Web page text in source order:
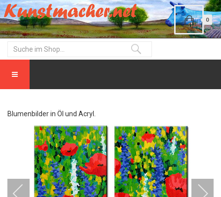
0
Blumenbilder in Öl und Acryl.